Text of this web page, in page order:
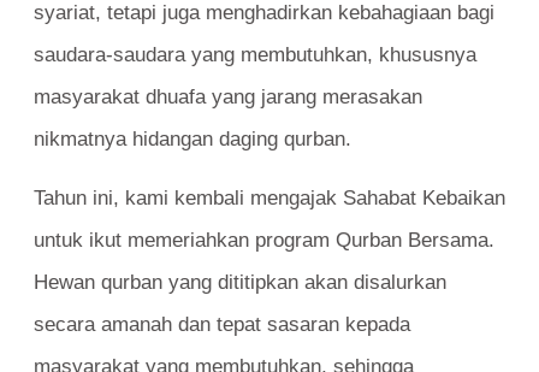
syariat, tetapi juga menghadirkan kebahagiaan bagi
saudara-saudara yang membutuhkan, khususnya
masyarakat dhuafa yang jarang merasakan
nikmatnya hidangan daging qurban.
Tahun ini, kami kembali mengajak Sahabat Kebaikan
untuk ikut memeriahkan program Qurban Bersama.
Hewan qurban yang dititipkan akan disalurkan
secara amanah dan tepat sasaran kepada
masyarakat yang membutuhkan, sehingga